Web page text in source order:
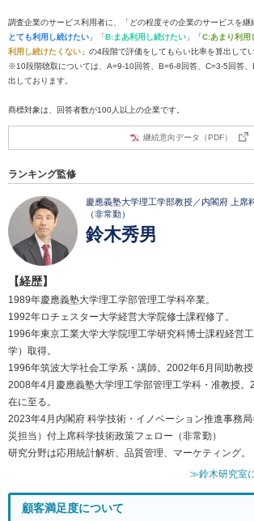
調査企業のサービス利用者に、「どの程度その企業のサービスを継
とても利用し続けたい 」「B:まあ利用し続けたい 」「C:あまり利用
利用し続けたくない 」の4段階で評価をしてもらい比率を算出してい
※10段階聴取については、A=9-10回答、B=6-8回答、C=3-5回答
出しております。
商標対象は、回答者数が100人以上の企業です。
継続意向データ（PDF）
ランキング監修
慶應義塾大学理工学部教授／内閣府 上席
（非常勤）
鈴木秀男
【経歴】
1989年慶應義塾大学理工学部管理工学科卒業。
1992年ロチェスター大学経営大学院修士課程修了。
1996年東京工業大学大学院理工学研究科博士課程経営
学）取得。
1996年筑波大学社会工学系・講師。2002年6月同助教授
2008年4月慶應義塾大学理工学部管理工学科・准教授。
在に至る。
2023年4月内閣府 科学技術・イノベーション推進事務
災担当）付上席科学技術政策フェロー（非常勤）
研究分野は応用統計解析、品質管理、マーケティング。
≫鈴木研究室
顧客満足度について